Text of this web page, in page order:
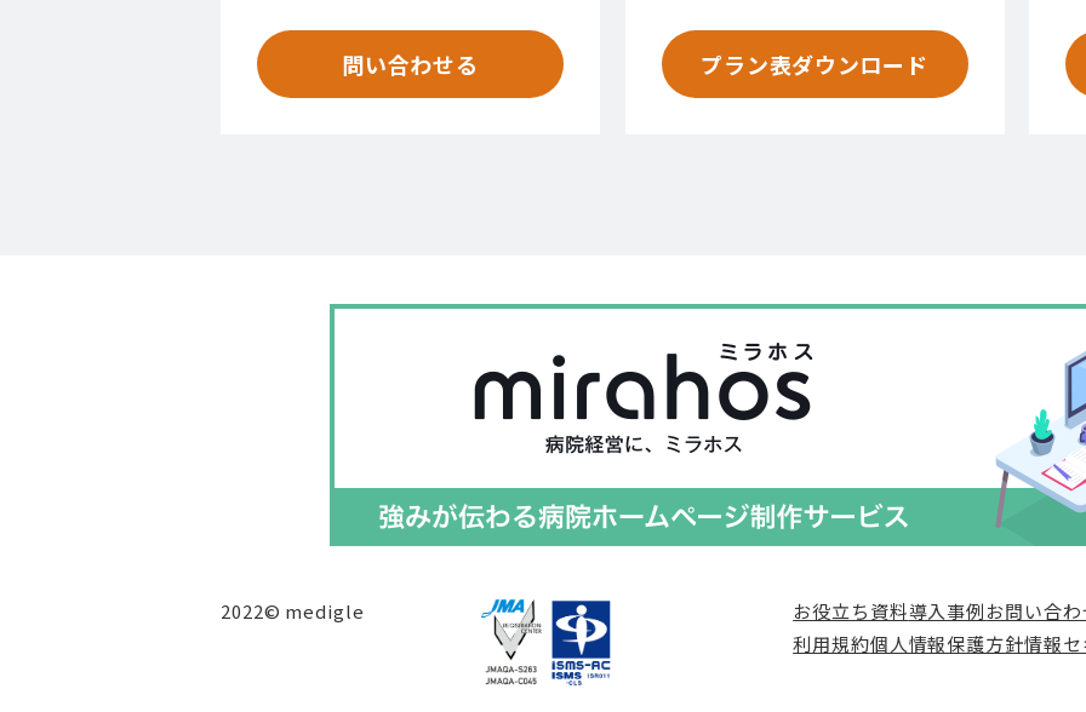
問い合わせる プラン表ダウンロード
2022© medigle お役立ち資料導入事例お問い合
利用規約個人情報保護方針情報